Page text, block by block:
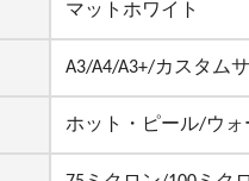
マットホワイト
A3/A4/A3+/カスタム
ホット・ピール/ウ